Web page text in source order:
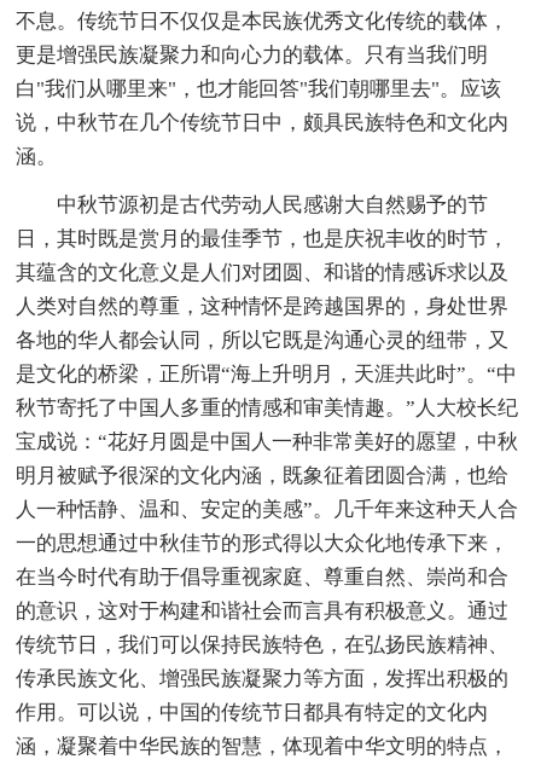
不息。传统节日不仅仅是本民族优秀文化传统的载体，
更是增强民族凝聚力和向心力的载体。只有当我们明
白"我们从哪里来"，也才能回答"我们朝哪里去"。应该
说，中秋节在几个传统节日中，颇具民族特色和文化内
涵。
中秋节源初是古代劳动人民感谢大自然赐予的节
日，其时既是赏月的最佳季节，也是庆祝丰收的时节，
其蕴含的文化意义是人们对团圆、和谐的情感诉求以及
人类对自然的尊重，这种情怀是跨越国界的，身处世界
各地的华人都会认同，所以它既是沟通心灵的纽带，又
是文化的桥梁，正所谓“海上升明月，天涯共此时”。“中
秋节寄托了中国人多重的情感和审美情趣。”人大校长纪
宝成说：“花好月圆是中国人一种非常美好的愿望，中秋
明月被赋予很深的文化内涵，既象征着团圆合满，也给
人一种恬静、温和、安定的美感”。几千年来这种天人合
一的思想通过中秋佳节的形式得以大众化地传承下来，
在当今时代有助于倡导重视家庭、尊重自然、崇尚和合
的意识，这对于构建和谐社会而言具有积极意义。通过
传统节日，我们可以保持民族特色，在弘扬民族精神、
传承民族文化、增强民族凝聚力等方面，发挥出积极的
作用。可以说，中国的传统节日都具有特定的文化内
涵，凝聚着中华民族的智慧，体现着中华文明的特点，